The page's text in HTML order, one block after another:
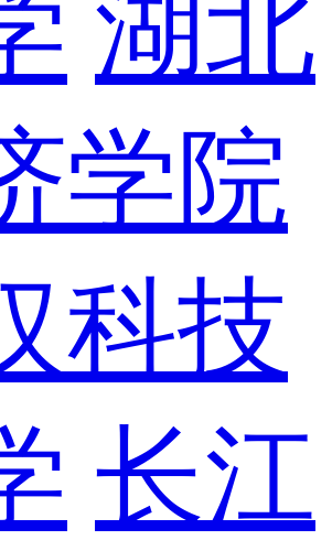
湖北
学院
科技
长江